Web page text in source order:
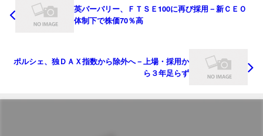
英バーバリー、ＦＴＳＥ100に再び採用－新ＣＥＯ
体制下で株価70％高
ポルシェ、独ＤＡＸ指数から除外へ－上場・採用か
ら３年足らず